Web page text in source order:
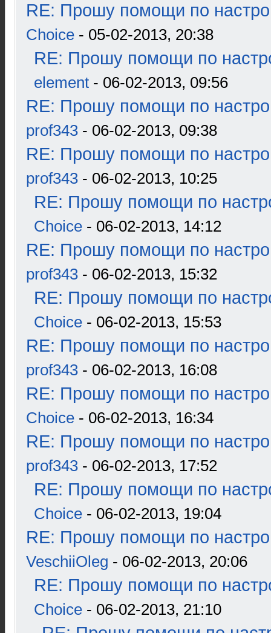
RE: Прошу помощи по
Choice - 05-02-2013, 20:38
RE: Прошу помощи по
element - 06-02-2013, 09:56
RE: Прошу помощи по
prof343 - 06-02-2013, 09:38
RE: Прошу помощи по
prof343 - 06-02-2013, 10:25
RE: Прошу помощи по
Choice - 06-02-2013, 14:12
RE: Прошу помощи по
prof343 - 06-02-2013, 15:32
RE: Прошу помощи по
Choice - 06-02-2013, 15:53
RE: Прошу помощи по
prof343 - 06-02-2013, 16:08
RE: Прошу помощи по
Choice - 06-02-2013, 16:34
RE: Прошу помощи по
prof343 - 06-02-2013, 17:52
RE: Прошу помощи по
Choice - 06-02-2013, 19:04
RE: Прошу помощи по
VeschiiOleg - 06-02-2013, 20:06
RE: Прошу помощи по
Choice - 06-02-2013, 21:10